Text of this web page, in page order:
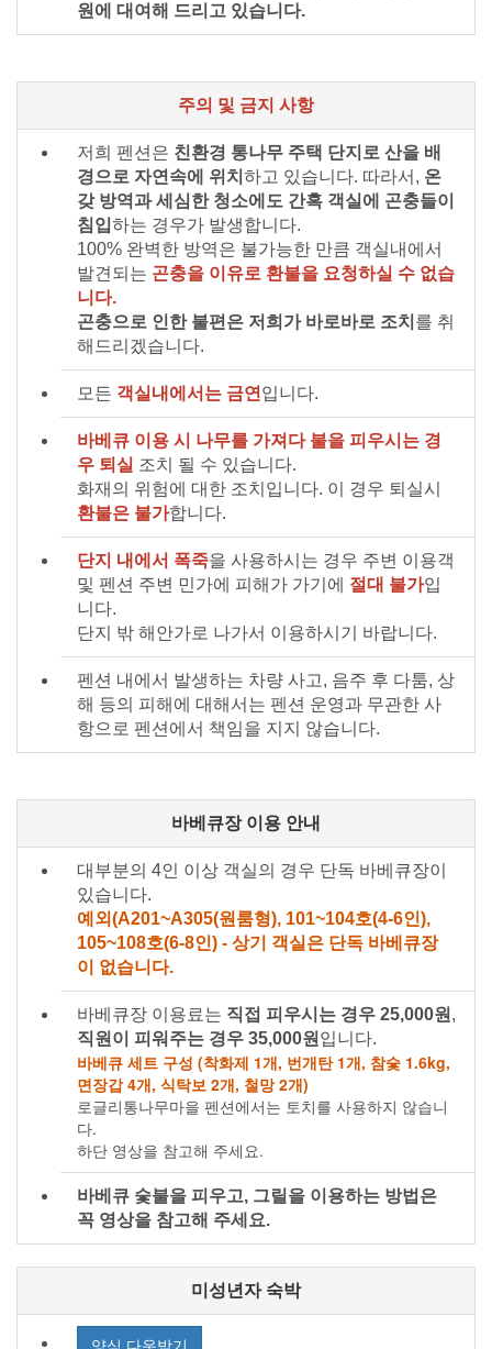
원에 대여해 드리고 있습니다.
주의 및 금지 사항
저희 펜션은 친환경 통나무 주택 단지로 산을 배
경으로 자연속에 위치 하고 있습니다. 따라서, 온
갖 방역과 세심한 청소에도 간혹 객실에 곤충들이
침입하는 경우가 발생합니다.
100% 완벽한 방역은 불가능한 만큼 객실내에서
발견되는 곤충을 이유로 환불을 요청하실 수 없습
니다.
곤충으로 인한 불편은 저희가 바로바로 조치 를 취
해드리겠습니다.
모든 객실내에서는 금연 입니다.
바베큐 이용 시 나무를 가져다 불을 피우시는 경
우 퇴실 조치 될 수 있습니다.
화재의 위험에 대한 조치입니다. 이 경우 퇴실시
환불은 불가합니다.
단지 내에서 폭죽을 사용하시는 경우 주변 이용객
및 펜션 주변 민가에 피해가 가기에 절대 불가입
니다.
단지 밖 해안가로 나가서 이용하시기 바랍니다.
펜션 내에서 발생하는 차량 사고, 음주 후 다툼, 상
해 등의 피해에 대해서는 펜션 운영과 무관한 사
항으로 펜션에서 책임을 지지 않습니다.
바베큐장 이용 안내
대부분의 4인 이상 객실의 경우 단독 바베큐장이
있습니다.
예외(A201~A305(원룸형), 101~104호(4-6인),
105~108호(6-8인) - 상기 객실은 단독 바베큐장
이 없습니다.
바베큐장 이용료는 직접 피우시는 경우 25,000원 ,
직원이 피워주는 경우 35,000원 입니다.
바베큐 세트 구성 (착화제 1개, 번개탄 1개, 참숯 1.6kg,
면장갑 4개, 식탁보 2개, 철망 2개)
로글리통나무마을 펜션에서는 토치를 사용하지 않습니
다.
하단 영상을 참고해 주세요.
바베큐 숯불을 피우고, 그릴을 이용하는 방법은
꼭 영상을 참고해 주세요.
미성년자 숙박